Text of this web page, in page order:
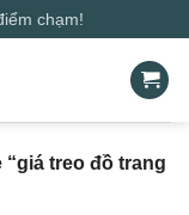
chạm!
treo đồ trang